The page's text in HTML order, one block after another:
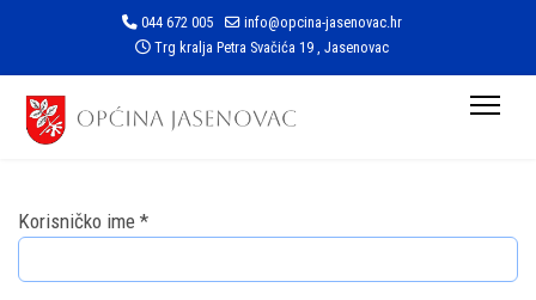
044 672 005
info@opcina-jasenovac.hr
Trg kralja Petra Svačića 19 , Jasenovac
Korisničko ime *